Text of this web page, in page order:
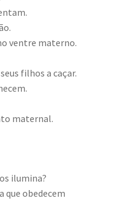
ventre materno.
filhos a caçar.
maternal.
ilumina?
que obedecem